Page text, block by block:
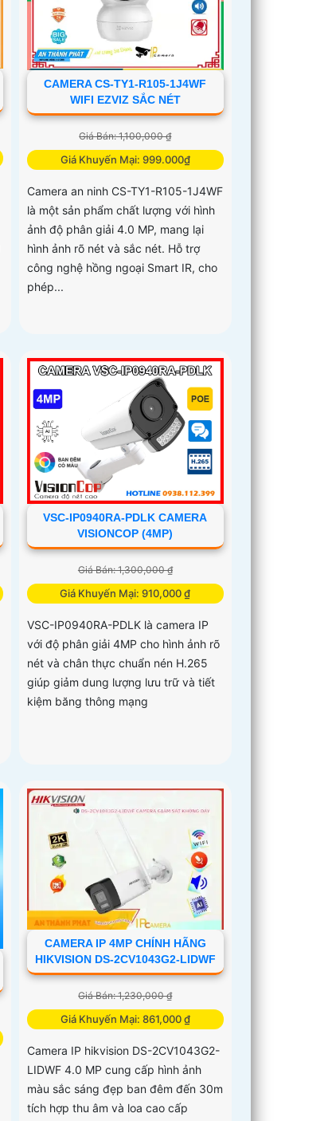
CAMERA CS-TY1-R105-1J4WF
WIFI EZVIZ SẮC NÉT
Giá Bán: 1,100,000 ₫
Giá Khuyến Mại: 999.000₫
Camera an ninh CS-TY1-R105-1J4WF
là một sản phẩm chất lượng với hình
ảnh độ phân giải 4.0 MP, mang lại
hình ảnh rõ nét và sắc nét. Hỗ trợ
công nghệ hồng ngoại Smart IR, cho
phép...
VSC-IP0940RA-PDLK CAMERA
VISIONCOP (4MP)
Giá Bán: 1,300,000 ₫
Giá Khuyến Mại: 910,000 ₫
VSC-IP0940RA-PDLK là camera IP
với độ phân giải 4MP cho hình ảnh rõ
nét và chân thực chuẩn nén H.265
giúp giảm dung lượng lưu trữ và tiết
kiệm băng thông mạng
CAMERA IP 4MP CHÍNH HÃNG
HIKVISION DS-2CV1043G2-LIDWF
Giá Bán: 1,230,000 ₫
Giá Khuyến Mại: 861,000 ₫
Camera IP hikvision DS-2CV1043G2-
LIDWF 4.0 MP cung cấp hình ảnh
màu sắc sáng đẹp ban đêm đến 30m
tích hợp thu âm và loa cao cấp